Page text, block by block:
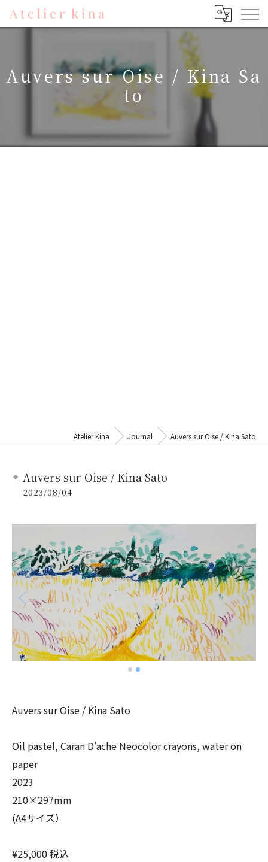
Auvers sur Oise / Kina Sa
to
Atelier Kina Journal Auvers sur Oise / Kina Sato
Auvers sur Oise / Kina Sato
2023/08/04
Auvers sur Oise / Kina Sato
Oil pastel, Caran D'ache Neocolor crayons, water on
paper
2023
210×297mm
(A4サイズ）
¥25,000 税込